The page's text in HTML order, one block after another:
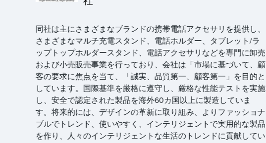
同社は主にさまざまなブランドの携帯電話アクセサリを提供し、
さまざまなマルチ充電スタンド、電話ホルダー、タブレット/ラ
ップトップホルダースタンド、電話アクセサリなどを専門に卸売
および小売販売事業を行っており、会社は「市場に基づいて、顧
客の要求に焦点を当て、「誠実、品質第一、顧客第一」を目的と
しています。国際基準を厳格に遵守し、厳格な性能テストを実施
し、安全で認定された製品を海外60カ国以上に製造していま
す。将来的には、デザインの革新に取り組み、よりファッショナ
ブルでトレンド、使いやすく、インテリジェントで実用的な製品
を作り、人々のインテリジェントな生活のトレンドに貢献してい